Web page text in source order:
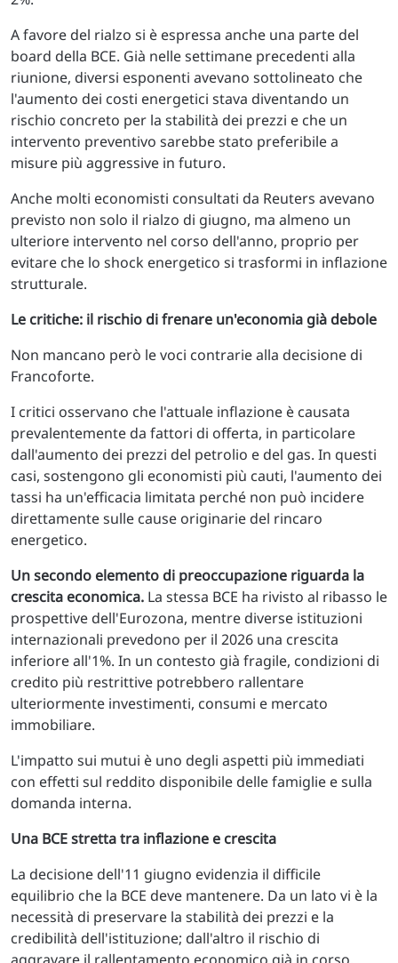
A favore del rialzo si è espressa anche una parte del
board della BCE. Già nelle settimane precedenti alla
riunione, diversi esponenti avevano sottolineato che
l'aumento dei costi energetici stava diventando un
rischio concreto per la stabilità dei prezzi e che un
intervento preventivo sarebbe stato preferibile a
misure più aggressive in futuro.
Anche molti economisti consultati da Reuters avevano
previsto non solo il rialzo di giugno, ma almeno un
ulteriore intervento nel corso dell'anno, proprio per
evitare che lo shock energetico si trasformi in inflazione
strutturale.
Le critiche: il rischio di frenare un'economia già debole
Non mancano però le voci contrarie alla decisione di
Francoforte.
I critici osservano che l'attuale inflazione è causata
prevalentemente da fattori di offerta, in particolare
dall'aumento dei prezzi del petrolio e del gas. In questi
casi, sostengono gli economisti più cauti, l'aumento dei
tassi ha un'efficacia limitata perché non può incidere
direttamente sulle cause originarie del rincaro
energetico.
Un secondo elemento di preoccupazione riguarda la
crescita economica. La stessa BCE ha rivisto al ribasso le
prospettive dell'Eurozona, mentre diverse istituzioni
internazionali prevedono per il 2026 una crescita
inferiore all'1%. In un contesto già fragile, condizioni di
credito più restrittive potrebbero rallentare
ulteriormente investimenti, consumi e mercato
immobiliare.
L'impatto sui mutui è uno degli aspetti più immediati
con effetti sul reddito disponibile delle famiglie e sulla
domanda interna.
Una BCE stretta tra inflazione e crescita
La decisione dell'11 giugno evidenzia il difficile
equilibrio che la BCE deve mantenere. Da un lato vi è la
necessità di preservare la stabilità dei prezzi e la
credibilità dell'istituzione; dall'altro il rischio di